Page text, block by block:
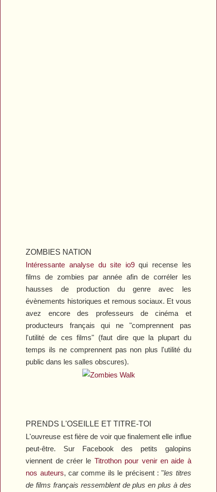
ZOMBIES NATION
Intéressante analyse du site io9qui recense les
films de zombies par année afin de corréler les
hausses de production du genre avec les
évènements historiques et remous sociaux. Et vous
avez encore des professeurs de cinéma et
producteurs français qui ne "comprennent pas
l'utilité de ces films" (faut dire que la plupart du
temps ils ne comprennent pas non plus l'utilité du
public dans les salles obscures).
PRENDS L'OSEILLE ET TITRE-TOI
L'ouvreuse est fière de voir que finalement elle influe
peut-être. Sur Facebook des petits galopins
viennent de créer le Titrothon pour venir en aide à
nos auteurs, car comme ils le précisent : "les titres
de films français ressemblent de plus en plus à des